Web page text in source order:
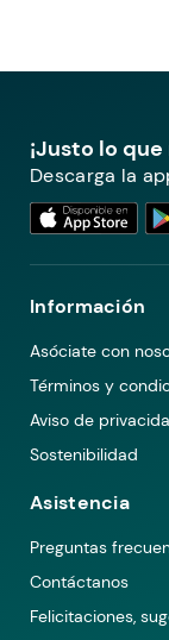
¡Justo lo
Descarga la
Información
Asóciate con
Términos y
Aviso de
Sostenibilidad
Asistencia
Preguntas
Contáctanos
Felicitaciones,